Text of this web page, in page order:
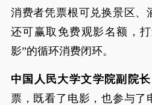
消费者凭票根可兑换景区、
还可赢取免费观影名额，
影”的循环消费闭环。
中国人民大学文学院副院
票，既看了电影，也参与了